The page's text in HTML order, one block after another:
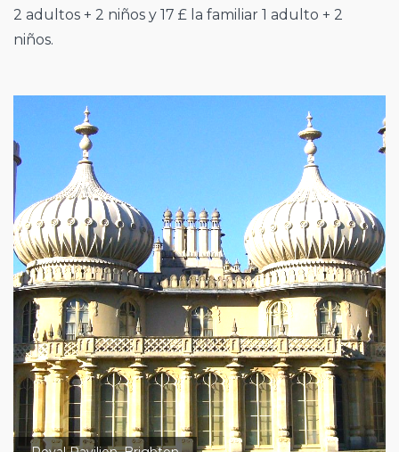
2 adultos + 2 niños y 17 £ la familiar 1 adulto + 2
niños.